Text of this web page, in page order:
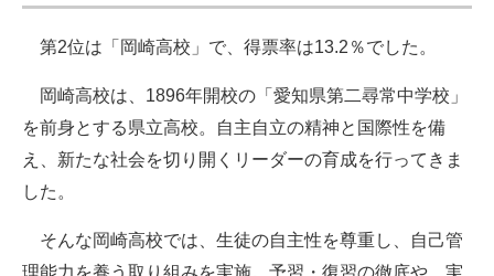
第2位は「岡崎高校」で、得票率は13.2％でした。
岡崎高校は、1896年開校の「愛知県第二尋常中学校」
を前身とする県立高校。自主自立の精神と国際性を備
え、新たな社会を切り開くリーダーの育成を行ってきま
した。
そんな岡崎高校では、生徒の自主性を尊重し、自己管